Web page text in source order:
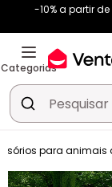
-10% a partir
Categorias
para animais